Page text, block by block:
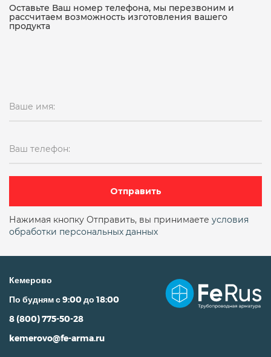
19ч21бр ду100 ру16 19ч21бр ду150
19ч21бр ду150 ру16
19ч21бр поворотный однодисковый
Двухстворчатый чугунный ду10
ДУ100
ду100 межфланцевый
ДУ100 РУ16
Оставьте Ваш номер телефона, мы перезвоним и
рассчитаем возможность изготовления вашего
продукта
Ваше имя:
Ваш телефон:
Отправить
Нажимая кнопку Отправить, вы принимаете условия
обработки персональных данных
Кемерово
По будням с 9:00 до 18:00
8 (800) 775-50-28
kemerovo@fe-arma.ru